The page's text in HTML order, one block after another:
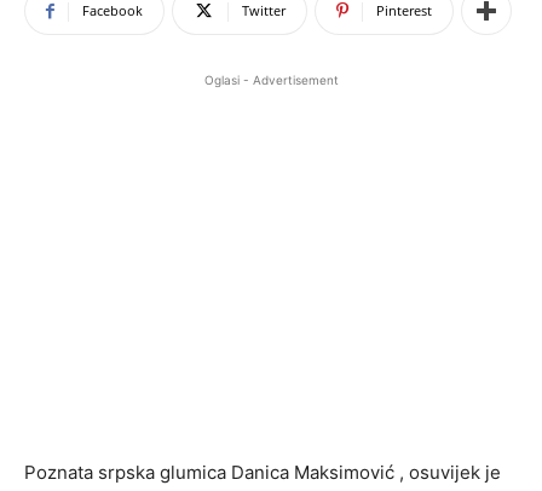
Facebook Twitter Pinterest
Oglasi - Advertisement
Poznata srpska glumica Danica Maksimović , osuvijek je